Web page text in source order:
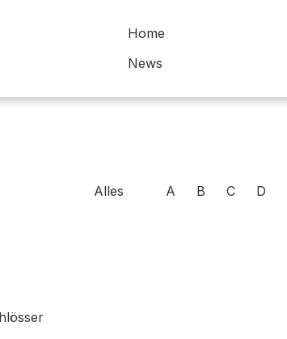
Home
News
Alles A B C D